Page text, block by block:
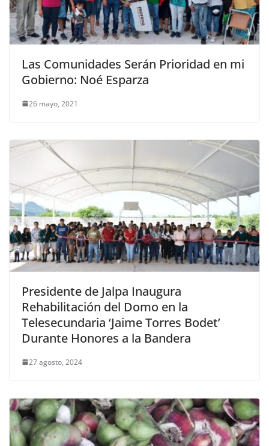
Las Comunidades Serán Prioridad en mi
Gobierno: Noé Esparza
26 mayo, 2021
Presidente de Jalpa Inaugura
Rehabilitación del Domo en la
Telesecundaria ‘Jaime Torres Bodet’
Durante Honores a la Bandera
27 agosto, 2024